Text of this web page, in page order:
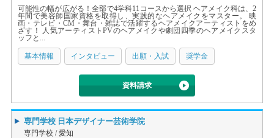
可能性の幅が広がる！全部で4学科11コースから選択 ヘアメイク科は、2
年間で美容師国家資格を取得し、実践的なヘアメイクをマスター。 映
画・テレビ・CM・舞台・雑誌で活躍するヘアメイクアーティストをめ
ざす！ 人気アーティストPVのヘアメイクや劇団四季のヘアメイクスタ
ッフと...
基本情報 インタビュー 出願・入試 奨学金
資料請求
専門学校 日本デザイナー芸術学院
専門学校 /愛知